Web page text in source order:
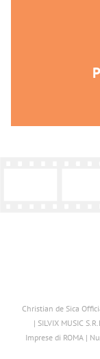
Christian de Sica
| SILVIX MUSIC
Imprese di ROMA |